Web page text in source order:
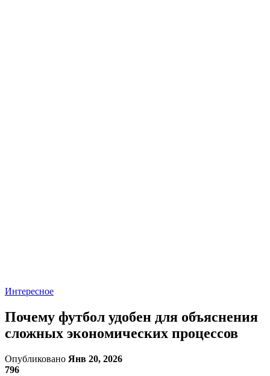
Интересное
Почему футбол удобен для объяснения
сложных экономических процессов
Опубликовано Янв 20, 2026
796